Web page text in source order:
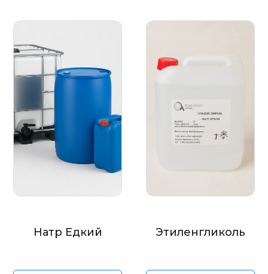
Натр Едкий Этиленгликоль